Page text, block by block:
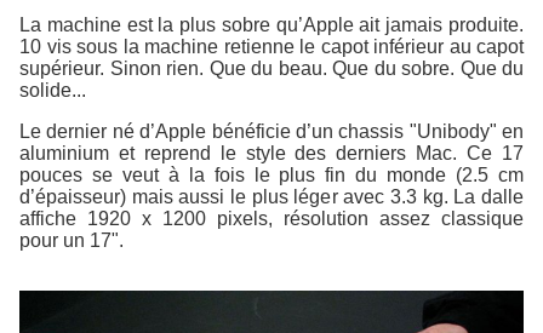
La machine est la plus sobre qu’Apple ait jamais produite.
10 vis sous la machine retienne le capot inférieur au capot
supérieur. Sinon rien. Que du beau. Que du sobre. Que du
solide...
Le dernier né d’Apple bénéficie d’un chassis "Unibody" en
aluminium et reprend le style des derniers Mac. Ce 17
pouces se veut à la fois le plus fin du monde (2.5 cm
d’épaisseur) mais aussi le plus léger avec 3.3 kg. La dalle
affiche 1920 x 1200 pixels, résolution assez classique
pour un 17".